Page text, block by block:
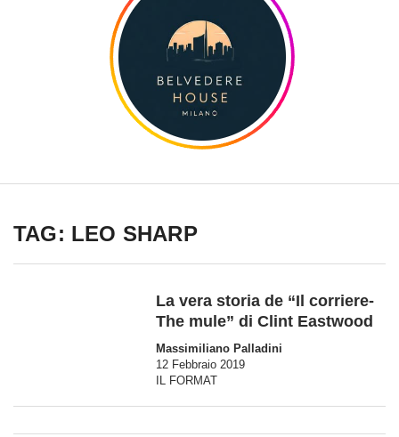
TAG: LEO SHARP
La vera storia de “Il corriere-
The mule” di Clint Eastwood
Massimiliano Palladini
12 Febbraio 2019
IL FORMAT